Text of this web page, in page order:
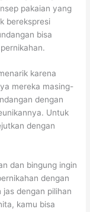
pakaian yang
berekspresi
bisa
karena
mereka masing-
dengan
Untuk
dengan
dan bingung ingin
dengan
jas dengan pilihan
kamu bisa